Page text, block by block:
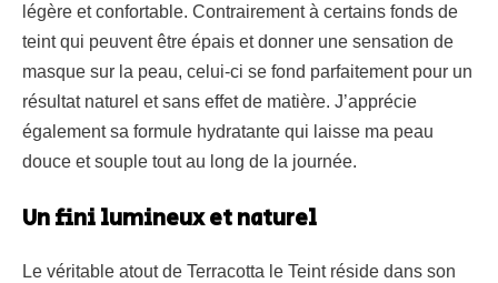
légère et confortable. Contrairement à certains fonds de
teint qui peuvent être épais et donner une sensation de
masque sur la peau, celui-ci se fond parfaitement pour un
résultat naturel et sans effet de matière. J’apprécie
également sa formule hydratante qui laisse ma peau
douce et souple tout au long de la journée.
Un fini lumineux et naturel
Le véritable atout de Terracotta le Teint réside dans son